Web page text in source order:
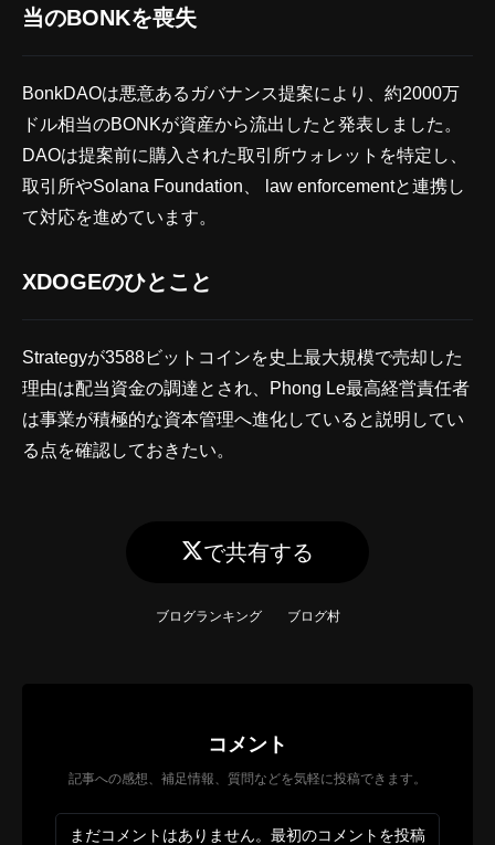
当のBONKを喪失
BonkDAOは悪意あるガバナンス提案により、約2000万
ドル相当のBONKが資産から流出したと発表しました。
DAOは提案前に購入された取引所ウォレットを特定し、
取引所やSolana Foundation、 law enforcementと連携し
て対応を進めています。
XDOGEのひとこと
Strategyが3588ビットコインを史上最大規模で売却した
理由は配当資金の調達とされ、Phong Le最高経営責任者
は事業が積極的な資本管理へ進化していると説明してい
る点を確認しておきたい。
で共有する
ブログランキング ブログ村
コメント
記事への感想、補足情報、質問などを気軽に投稿できます。
まだコメントはありません。最初のコメントを投稿